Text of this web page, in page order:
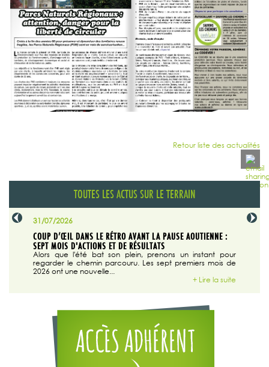
Retour liste des actualités
TOUTES LES ACTUS SUR LE TERRAIN
31/07/2026
COUP D’ŒIL DANS LE RÉTRO AVANT LA PAUSE AOUTIENNE :
SEPT MOIS D'ACTIONS ET DE RÉSULTATS
Alors que l'été bat son plein, prenons un instant pour
regarder le chemin parcouru. Les sept premiers mois de
2026 ont une nouvelle...
+ Lire la suite
29/07/